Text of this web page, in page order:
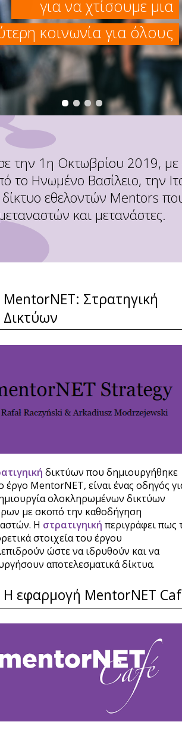
κοινωνία για όλους
για να χτίσουμε μια
την 1η Οκτωβρίου 2019,
Ηνωμένο Βασίλειο, την
εθελοντών Mentors
και μετανάστες.
MentorNET: Στρατηγική
Δικτύων
δικτύων που δημιουργήθηκε
έργο MentorNET, είναι ένας οδηγός
ολοκληρωμένων δικτύων
με σκοπό την καθοδήγηση
Η στρατιγηική περιγράφει πως
στοιχεία του έργου
ώστε να ιδρυθούν και να
αποτελεσματικά δίκτυα.
Η εφαρμογή MentorNET